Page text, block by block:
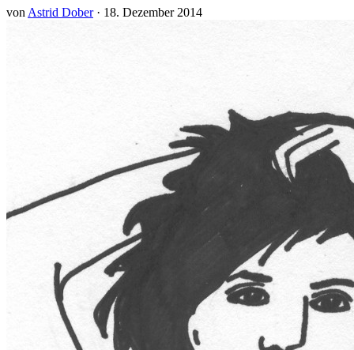
von Astrid Dober· 18. Dezember 2014